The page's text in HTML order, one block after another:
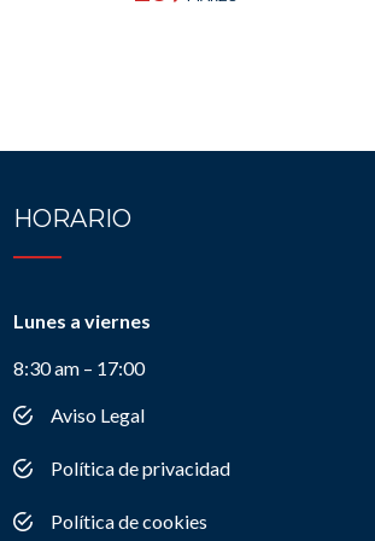
HORARIO
Lunes a viernes
8:30 am – 17:00
Aviso Legal
Política de privacidad
Política de cookies